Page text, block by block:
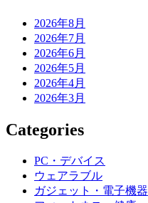
2026年8月
2026年7月
2026年6月
2026年5月
2026年4月
2026年3月
Categories
PC・デバイス
ウェアラブル
ガジェット・電子機器